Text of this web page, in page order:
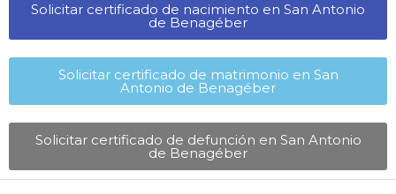
Solicitar certificado de nacimiento en San Antonio
de Benagéber​
Solicitar certificado de matrimonio en San
Antonio de Benagéber​
Solicitar certificado de defunción en San Antonio
de Benagéber​